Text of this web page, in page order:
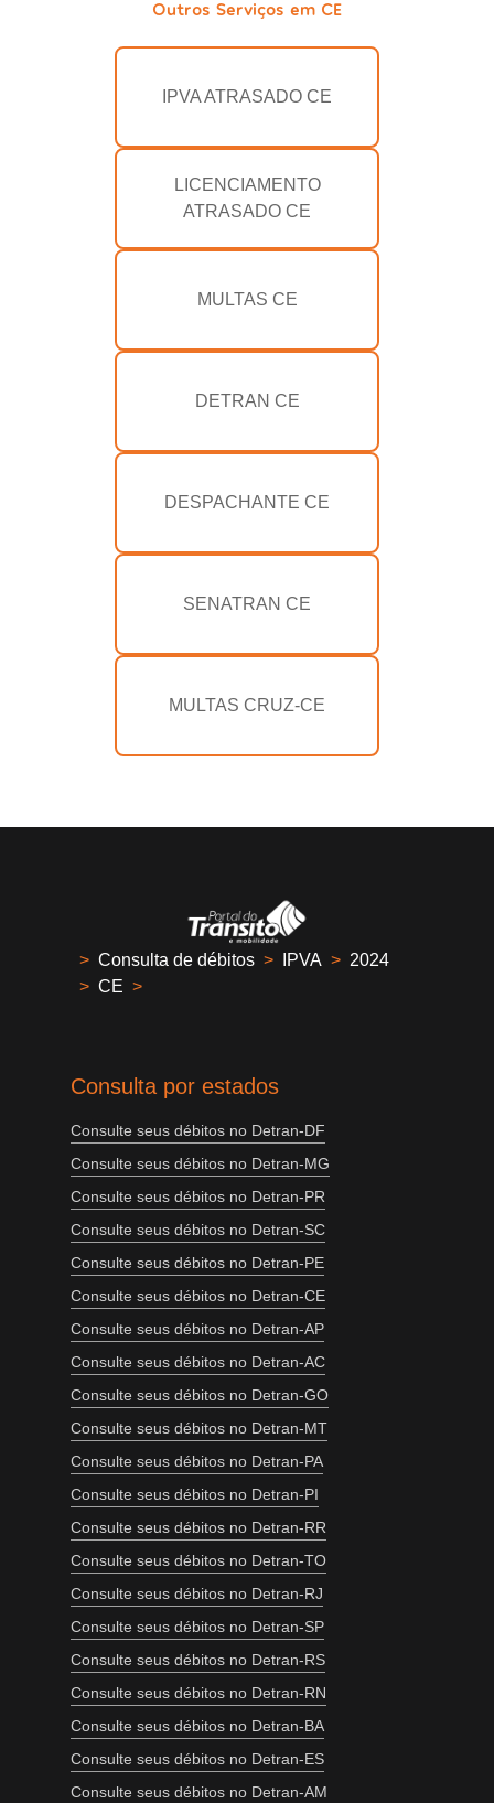
Outros Serviços em CE
IPVA ATRASADO CE
LICENCIAMENTO
ATRASADO CE
MULTAS CE
DETRAN CE
DESPACHANTE CE
SENATRAN CE
MULTAS CRUZ-CE
> Consulta de débitos > IPVA > 2024
> CE >
Consulta por estados
Consulte seus débitos no Detran-DF
Consulte seus débitos no Detran-MG
Consulte seus débitos no Detran-PR
Consulte seus débitos no Detran-SC
Consulte seus débitos no Detran-PE
Consulte seus débitos no Detran-CE
Consulte seus débitos no Detran-AP
Consulte seus débitos no Detran-AC
Consulte seus débitos no Detran-GO
Consulte seus débitos no Detran-MT
Consulte seus débitos no Detran-PA
Consulte seus débitos no Detran-PI
Consulte seus débitos no Detran-RR
Consulte seus débitos no Detran-TO
Consulte seus débitos no Detran-RJ
Consulte seus débitos no Detran-SP
Consulte seus débitos no Detran-RS
Consulte seus débitos no Detran-RN
Consulte seus débitos no Detran-BA
Consulte seus débitos no Detran-ES
Consulte seus débitos no Detran-AM